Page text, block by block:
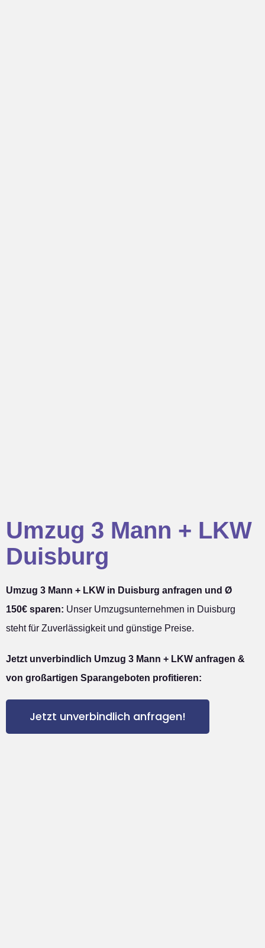
Umzug 3 Mann + LKW
Duisburg
Umzug 3 Mann + LKW in Duisburg anfragen und Ø
150€ sparen: Unser Umzugsunternehmen in Duisburg
steht für Zuverlässigkeit und günstige Preise.
Jetzt unverbindlich Umzug 3 Mann + LKW anfragen &
von großartigen Sparangeboten profitieren:
Jetzt unverbindlich anfragen!